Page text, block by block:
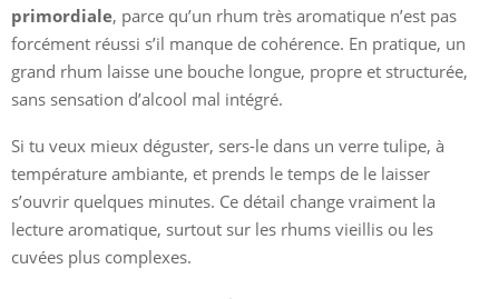
primordiale, parce qu’un rhum très aromatique n’est pas
forcément réussi s’il manque de cohérence. En pratique, un
grand rhum laisse une bouche longue, propre et structurée,
sans sensation d’alcool mal intégré.
Si tu veux mieux déguster, sers-le dans un verre tulipe, à
température ambiante, et prends le temps de le laisser
s’ouvrir quelques minutes. Ce détail change vraiment la
lecture aromatique, surtout sur les rhums vieillis ou les
cuvées plus complexes.